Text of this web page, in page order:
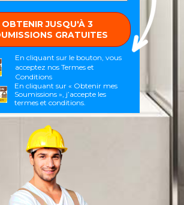
En cliquant sur le bouton, vous
acceptez nos Termes et
Conditions
En cliquant sur « Obtenir mes
Soumissions », j’accepte les
termes et conditions.